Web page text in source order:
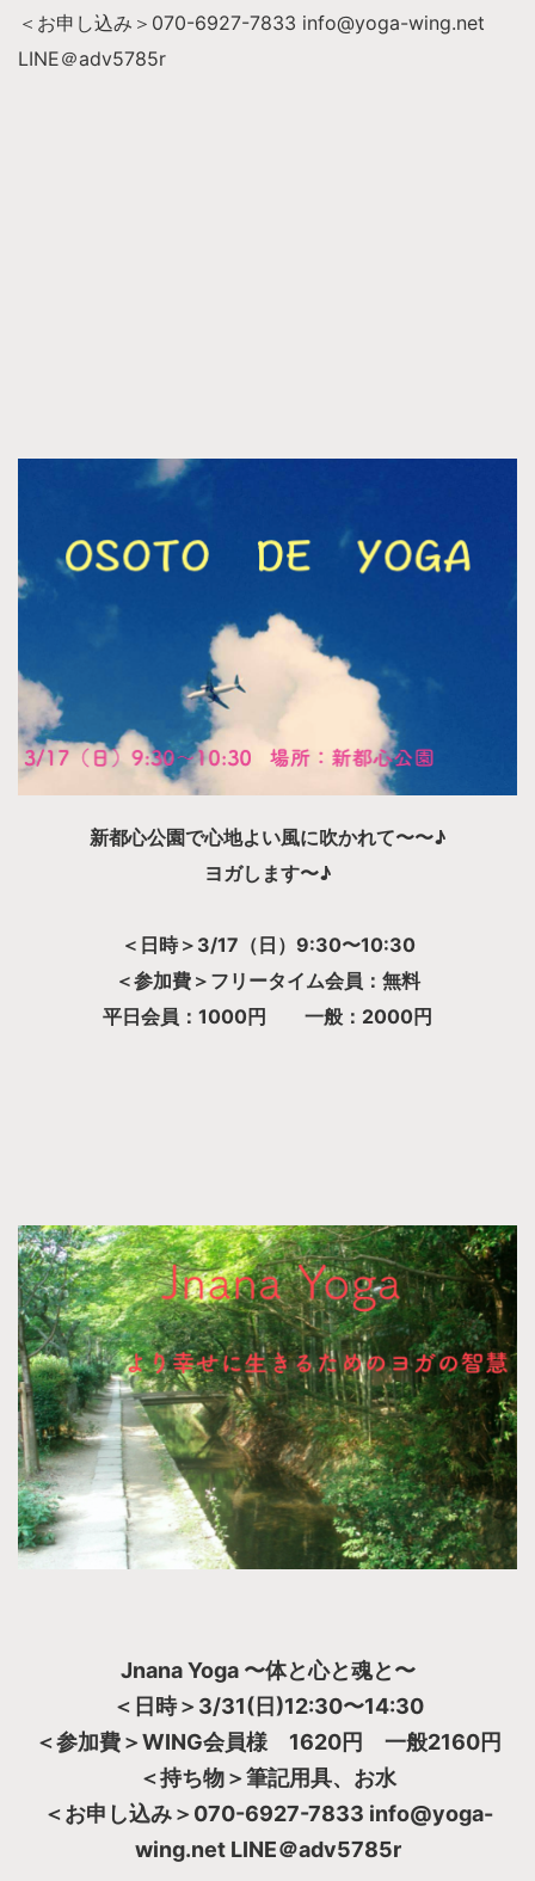
＜お申し込み＞070-6927-7833 info@yoga-wing.net
LINE＠adv5785r
新都心公園で心地よい風に吹かれて〜〜♪
ヨガします〜♪
＜日時＞3/17（日）9:30〜10:30
＜参加費＞フリータイム会員：無料
平日会員：1000円 一般：2000円
Jnana Yoga 〜体と心と魂と〜
＜日時＞3/31(日)12:30〜14:30
＜参加費＞WING会員様 1620円 一般2160円
＜持ち物＞筆記用具、お水
＜お申し込み＞070-6927-7833 info@yoga-
wing.net LINE＠adv5785r